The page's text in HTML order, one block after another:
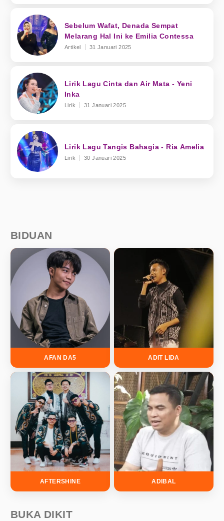
Sebelum Wafat, Denada Sempat
Melarang Hal Ini ke Emilia Contessa
Artikel 31 Januari 2025
Lirik Lagu Cinta dan Air Mata - Yeni
Inka
Lirik 31 Januari 2025
Lirik Lagu Tangis Bahagia - Ria Amelia
Lirik 30 Januari 2025
BIDUAN
AFAN DA5 ADIT LIDA
AFTERSHINE ADIBAL
BUKA DIKIT